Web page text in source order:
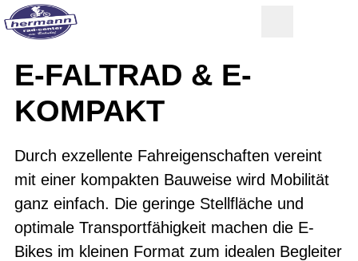
E-FALTRAD & E-
KOMPAKT
Durch exzellente Fahreigenschaften vereint
mit einer kompakten Bauweise wird Mobilität
ganz einfach. Die geringe Stellfläche und
optimale Transportfähigkeit machen die E-
Bikes im kleinen Format zum idealen Begleiter